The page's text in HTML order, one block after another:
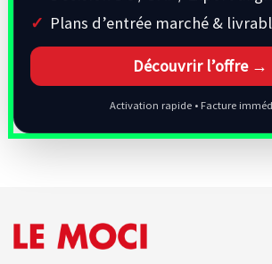
Plans d’entrée marché &
Découvrir l’offre →
Activation rapide • Facture